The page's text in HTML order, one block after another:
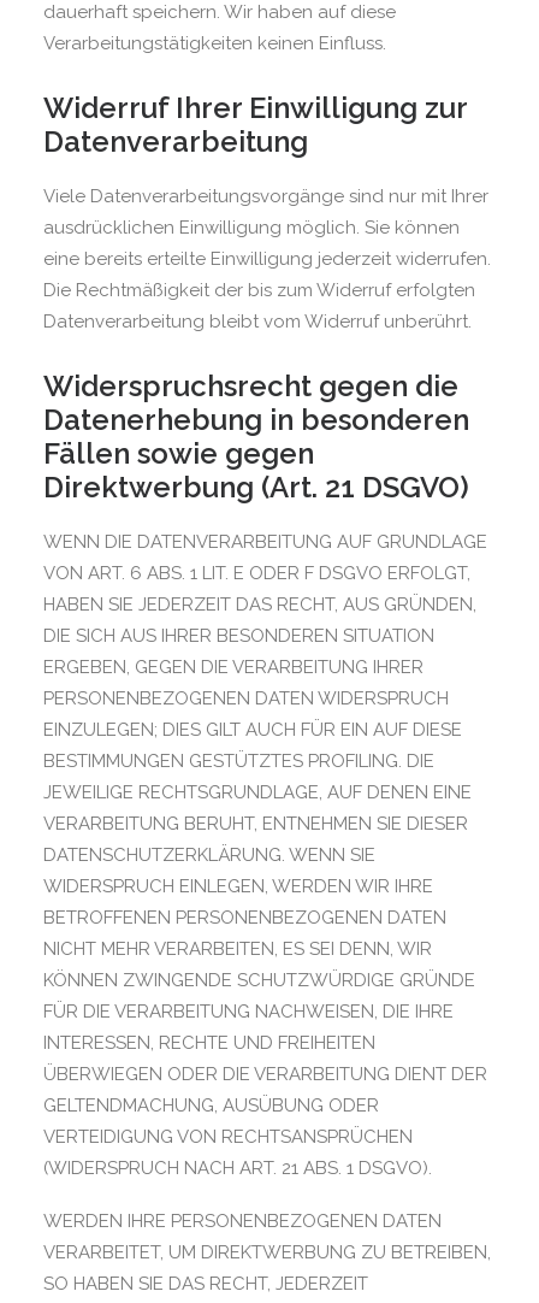
dauerhaft speichern. Wir haben auf diese
Verarbeitungstätigkeiten keinen Einfluss.
Widerruf Ihrer Einwilligung zur
Datenverarbeitung
Viele Datenverarbeitungsvorgänge sind nur mit Ihrer
ausdrücklichen Einwilligung möglich. Sie können
eine bereits erteilte Einwilligung jederzeit widerrufen.
Die Rechtmäßigkeit der bis zum Widerruf erfolgten
Datenverarbeitung bleibt vom Widerruf unberührt.
Widerspruchsrecht gegen die
Datenerhebung in besonderen
Fällen sowie gegen
Direktwerbung (Art. 21 DSGVO)
WENN DIE DATENVERARBEITUNG AUF GRUNDLAGE
VON ART. 6 ABS. 1 LIT. E ODER F DSGVO ERFOLGT,
HABEN SIE JEDERZEIT DAS RECHT, AUS GRÜNDEN,
DIE SICH AUS IHRER BESONDEREN SITUATION
ERGEBEN, GEGEN DIE VERARBEITUNG IHRER
PERSONENBEZOGENEN DATEN WIDERSPRUCH
EINZULEGEN; DIES GILT AUCH FÜR EIN AUF DIESE
BESTIMMUNGEN GESTÜTZTES PROFILING. DIE
JEWEILIGE RECHTSGRUNDLAGE, AUF DENEN EINE
VERARBEITUNG BERUHT, ENTNEHMEN SIE DIESER
DATENSCHUTZERKLÄRUNG. WENN SIE
WIDERSPRUCH EINLEGEN, WERDEN WIR IHRE
BETROFFENEN PERSONENBEZOGENEN DATEN
NICHT MEHR VERARBEITEN, ES SEI DENN, WIR
KÖNNEN ZWINGENDE SCHUTZWÜRDIGE GRÜNDE
FÜR DIE VERARBEITUNG NACHWEISEN, DIE IHRE
INTERESSEN, RECHTE UND FREIHEITEN
ÜBERWIEGEN ODER DIE VERARBEITUNG DIENT DER
GELTENDMACHUNG, AUSÜBUNG ODER
VERTEIDIGUNG VON RECHTSANSPRÜCHEN
(WIDERSPRUCH NACH ART. 21 ABS. 1 DSGVO).
WERDEN IHRE PERSONENBEZOGENEN DATEN
VERARBEITET, UM DIREKTWERBUNG ZU BETREIBEN,
SO HABEN SIE DAS RECHT, JEDERZEIT